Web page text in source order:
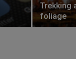
Trekking
foliage